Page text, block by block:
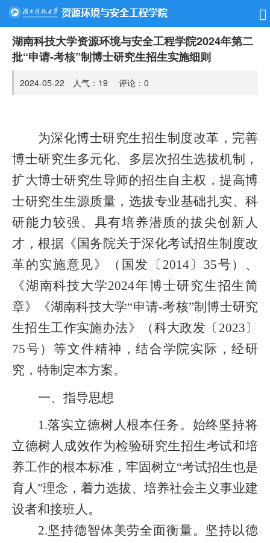
湖南科技大学资源环境与安全工程学院2024年第二
批“申请-考核”制博士研究生招生实施细则
2024-05-22 人气： 19 评论： 0
为深化博士研究生招生制度改革，完善
博士研究生多元化、多层次招生选拔机制，
扩大博士研究生导师的招生自主权，提高博
士研究生生源质量，选拔专业基础扎实、科
研能力较强、具有培养潜质的拔尖创新人
才，根据《国务院关于深化考试招生制度改
革的实施意见》（国发〔2014〕35号）、
《湖南科技大学2024年博士研究生招生简
章》
《湖南科技大学“申请-考核”制博士研究
生招生工作实施办法》（科大政发〔2023〕
75号）等文件精神，结合学院实际，经研
究，特制定本方案。
一、指导思想
1.落实立德树人根本任务。始终坚持将
立德树人成效作为检验研究生招生考试和培
养工作的根本标准，牢固树立“考试招生也是
育人”理念，着力选拔、培养社会主义事业建
设者和接班人。
2.坚持德智体美劳全面衡量。坚持以德